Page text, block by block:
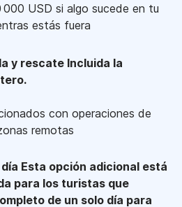
USD si algo sucede en tu
estás fuera
y rescate Incluida la
con operaciones de
remotas
Esta opción adicional está
para los turistas que
de un solo día para